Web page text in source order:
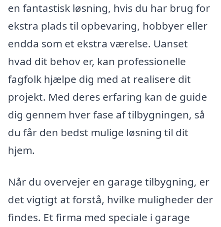
en fantastisk løsning, hvis du har brug for
ekstra plads til opbevaring, hobbyer eller
endda som et ekstra værelse. Uanset
hvad dit behov er, kan professionelle
fagfolk hjælpe dig med at realisere dit
projekt. Med deres erfaring kan de guide
dig gennem hver fase af tilbygningen, så
du får den bedst mulige løsning til dit
hjem.
Når du overvejer en garage tilbygning, er
det vigtigt at forstå, hvilke muligheder der
findes. Et firma med speciale i garage